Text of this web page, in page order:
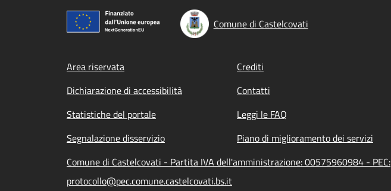
Comune di Castelcovati
Footer menu
Area riservata Crediti
Dichiarazione di accessibilità
Contatti
Statistiche del portale
Leggi le FAQ
Segnalazione disservizio
Piano di miglioramento dei servizi
Comune di Castelcovati - Partita IVA dell'amministrazione: 00575960984 - PEC:
protocollo@pec.comune.castelcovati.bs.it